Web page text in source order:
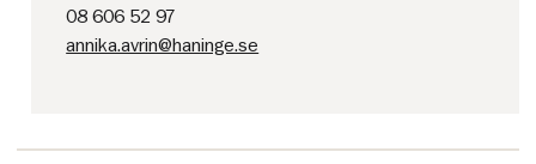
08 606 52 97
annika.avrin@haninge.se